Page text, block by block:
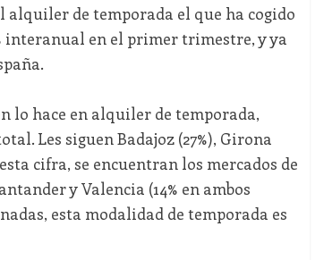
de temporada el que ha cogido
interanual en el primer trimestre, y ya
lo hace en alquiler de temporada,
Les siguen Badajoz (27%), Girona
esta cifra, se encuentran los mercados de
y Valencia (14% en ambos
esta modalidad de temporada es